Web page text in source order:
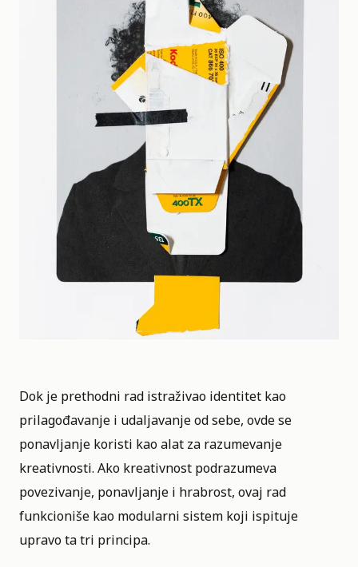
Dok je prethodni rad istraživao identitet kao
prilagođavanje i udaljavanje od sebe, ovde se
ponavljanje koristi kao alat za razumevanje
kreativnosti. Ako kreativnost podrazumeva
povezivanje, ponavljanje i hrabrost, ovaj rad
funkcioniše kao modularni sistem koji ispituje
upravo ta tri principa.